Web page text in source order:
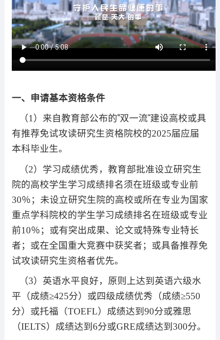
一、申请基本资格条件
（1）来自教育部公布的“双一流”建设高校或具
有推荐免试攻读研究生资格院校的2025届应届
本科毕业生。
（2）学习成绩优秀，教育部批准设立研究生
院的高校学生学习成绩排名须在班级或专业前
30％；未设立研究生院的高校或所在专业为国家
重点学科院校的学生学习成绩排名在班级或专业
前10％；或有突出成果、论文或特殊专业特长
者；或在全国重大竞赛中获奖者；或具备推荐免
试攻读研究生资格者优先。
（3）英语水平良好，原则上达到英语六级水
平（成绩≥425分）或四级成绩优秀（成绩≥550
分）或托福（TOEFL）成绩达到 90分或雅思
（IELTS）成绩达到 6分或GRE成绩达到 300分。